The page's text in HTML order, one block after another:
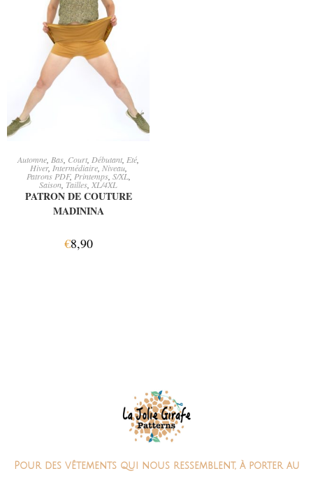
AJOUTER AU PANIER
Automne Bas Court Débutant Eté
Hiver, Intermédiaire, Niveau,
Patrons PDF, Printemps, S/XL,
Saison Tailles XL/4XL
PATRON DE COUTURE
MADININA
€8,90
Pour des vêtements qui nous ressemblent, à porter au